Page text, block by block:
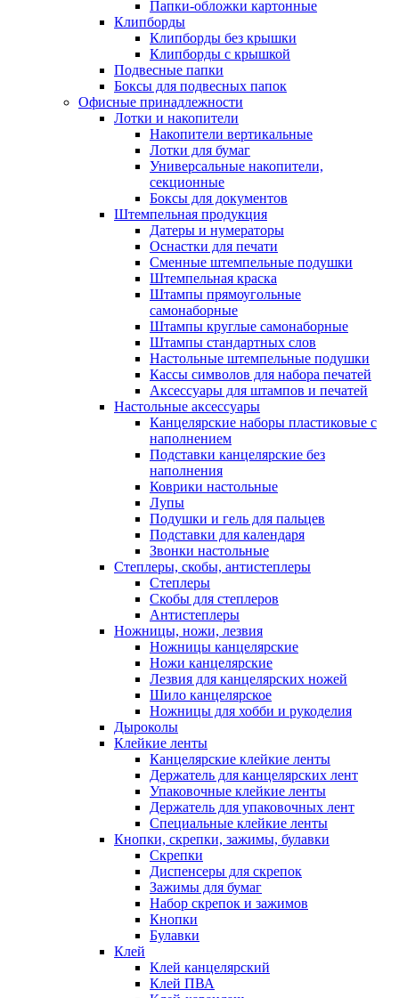
Папки-обложки картонные
Клипборды
Клипборды без крышки
Клипборды с крышкой
Подвесные папки
Боксы для подвесных папок
Офисные принадлежности
Лотки и накопители
Накопители вертикальные
Лотки для бумаг
Универсальные накопители,
секционные
Боксы для документов
Штемпельная продукция
Датеры и нумераторы
Оснастки для печати
Сменные штемпельные подушки
Штемпельная краска
Штампы прямоугольные
самонаборные
Штампы круглые самонаборные
Штампы стандартных слов
Настольные штемпельные подушки
Кассы символов для набора печатей
Аксессуары для штампов и печатей
Настольные аксессуары
Канцелярские наборы пластиковые с
наполнением
Подставки канцелярские без
наполнения
Коврики настольные
Лупы
Подушки и гель для пальцев
Подставки для календаря
Звонки настольные
Степлеры, скобы, антистеплеры
Степлеры
Скобы для степлеров
Антистеплеры
Ножницы, ножи, лезвия
Ножницы канцелярские
Ножи канцелярские
Лезвия для канцелярских ножей
Шило канцелярское
Ножницы для хобби и рукоделия
Дыроколы
Клейкие ленты
Канцелярские клейкие ленты
Держатель для канцелярских лент
Упаковочные клейкие ленты
Держатель для упаковочных лент
Специальные клейкие ленты
Кнопки, скрепки, зажимы, булавки
Скрепки
Диспенсеры для скрепок
Зажимы для бумаг
Набор скрепок и зажимов
Кнопки
Булавки
Клей
Клей канцелярский
Клей ПВА